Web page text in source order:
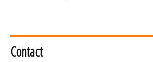
Contact